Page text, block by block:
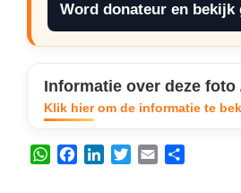
Word donateur en bekijk
Informatie over deze foto
Klik hier om de informatie te
W